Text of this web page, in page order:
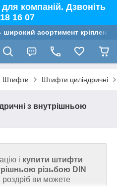
компаній. Дзвоніть
16 07
широкий асортимент
Штифти Штифти циліндричні
з внутрішньою
і купити штифти
різьбою DIN
роздріб ви можете